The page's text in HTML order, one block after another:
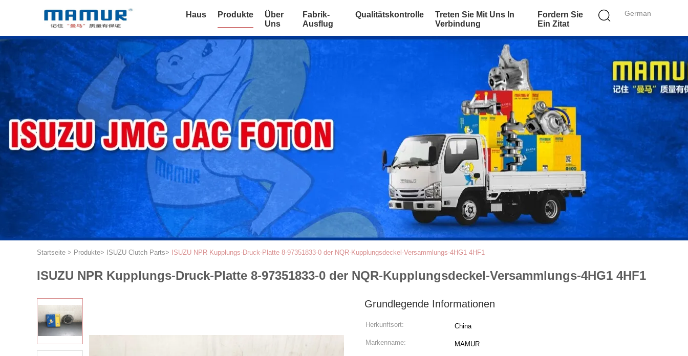
German
Haus Produkte
Über
Uns
Fabrik-
Ausflug
Qualitätskontrolle
Treten Sie Mit Uns In
Verbindung
Fordern Sie
Ein Zitat
Startseite > Produkte> ISUZU Clutch Parts> ISUZU NPR Kupplungs-Druck-Platte 8-97351833-0 der NQR-Kupplungsdeckel-Versammlungs-4HG1 4HF1
ISUZU NPR Kupplungs-Druck-Platte 8-97351833-0 der NQR-Kupplungsdeckel-Versammlungs-4HG1 4HF1
Grundlegende Informationen
Herkunftsort: China
Markenname: MAMUR